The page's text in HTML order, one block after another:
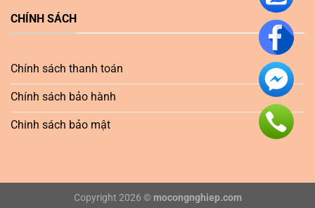
CHÍNH SÁCH
Chính sách thanh toán
Chính sách bảo hành
Chinh sách bảo mật
Copyright 2026 © mocongnghiep.com